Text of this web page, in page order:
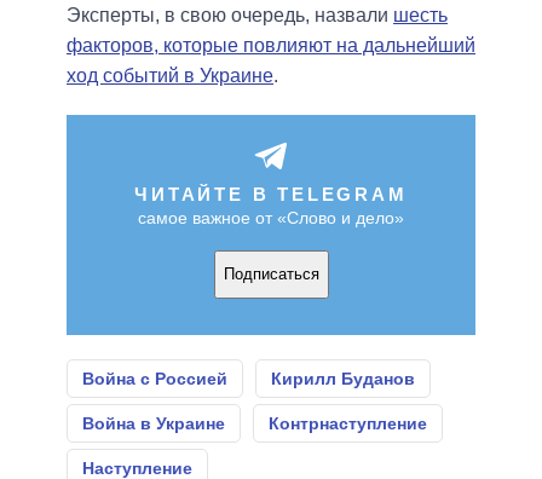
Эксперты, в свою очередь, назвали шесть
факторов, которые повлияют на дальнейший
ход событий в Украине.
ЧИТАЙТЕ В TELEGRAM
самое важное от «Слово и дело»
Подписаться
Война с Россией Кирилл Буданов
Война в Украине Контрнаступление
Наступление